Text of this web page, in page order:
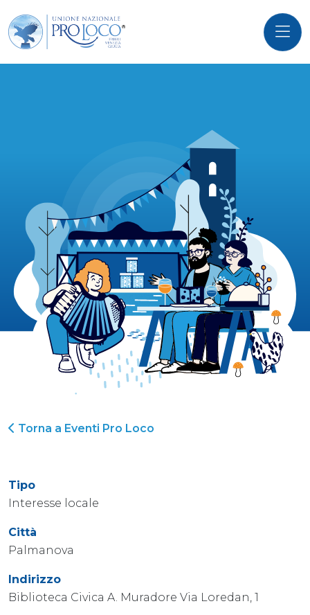
Torna a Eventi Pro Loco
Tipo
Interesse locale
Città
Palmanova
Indirizzo
Biblioteca Civica A. Muradore Via Loredan, 1